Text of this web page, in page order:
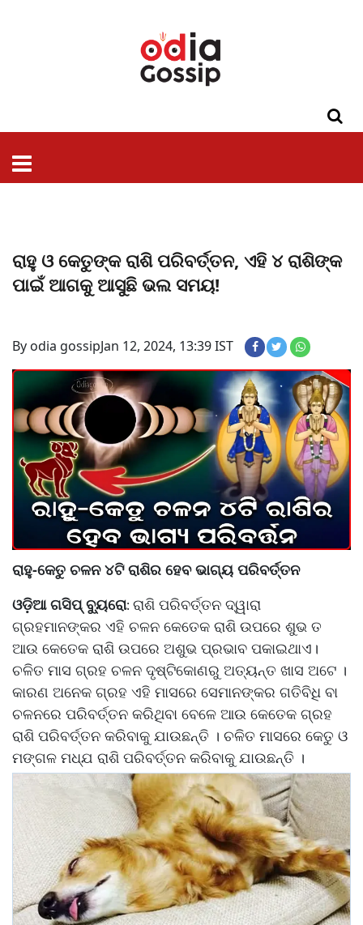
ରାହୁ ଓ କେତୁଙ୍କ ରାଶି ପରିବର୍ତ୍ତନ, ଏହି ୪ ରାଶିଙ୍କ
ପାଇଁ ଆଗକୁ ଆସୁଛି ଭଲ ସମୟ!
By odia gossipJan 12, 2024, 13:39 IST
ରାହୁ-କେତୁ ଚଳନ ୪ଟି ରାଶିର ହେବ ଭାଗ୍ୟ ପରିବର୍ତ୍ତନ
ଓଡ଼ିଆ ଗସିପ୍ ବ୍ୟୁରୋ: ରାଶି ପରିବର୍ତ୍ତନ ଦ୍ୱାରା
ଗ୍ରହମାନଙ୍କର ଏହି ଚଳନ କେତେକ ରାଶି ଉପରେ ଶୁଭ ତ
ଆଉ କେତେକ ରାଶି ଉପରେ ଅଶୁଭ ପ୍ରଭାବ ପକାଇଥାଏ।
ଚଳିତ ମାସ ଗ୍ରହ ଚଳନ ଦୃଷ୍ଟିକୋଣରୁ ଅତ୍ୟନ୍ତ ଖାସ ଅଟେ ।
କାରଣ ଅନେକ ଗ୍ରହ ଏହି ମାସରେ ସେମାନଙ୍କର ଗତିବିଧି ବା
ଚଳନରେ ପରିବର୍ତ୍ତନ କରିଥିବା ବେଳେ ଆଉ କେତେକ ଗ୍ରହ
ରାଶି ପରିବର୍ତ୍ତନ କରିବାକୁ ଯାଉଛନ୍ତି । ଚଳିତ ମାସରେ କେତୁ ଓ
ମଙ୍ଗଳ ମଧ୍ଯ ରାଶି ପରିବର୍ତ୍ତନ କରିବାକୁ ଯାଉଛନ୍ତି ।